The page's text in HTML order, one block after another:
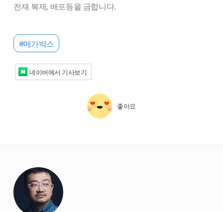
전재 복제, 배포등을 금합니다.
#메가박스
네이버에서 기사보기
좋아요